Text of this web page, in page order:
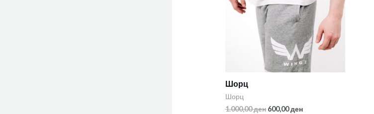
Шорц
Шорц
1.000,00ден 600,00ден